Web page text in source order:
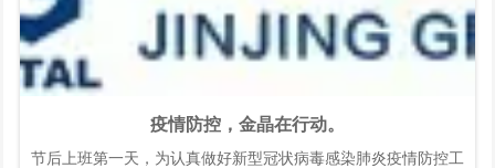
疫情防控，金晶在行动。
节后上班第一天，为认真做好新型冠状病毒感染肺炎疫情防控工